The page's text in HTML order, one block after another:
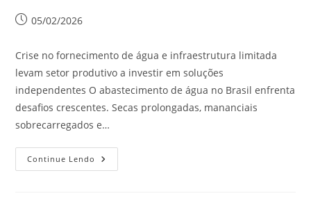
05/02/2026
Crise no fornecimento de água e infraestrutura limitada
levam setor produtivo a investir em soluções
independentes O abastecimento de água no Brasil enfrenta
desafios crescentes. Secas prolongadas, mananciais
sobrecarregados e…
Continue Lendo